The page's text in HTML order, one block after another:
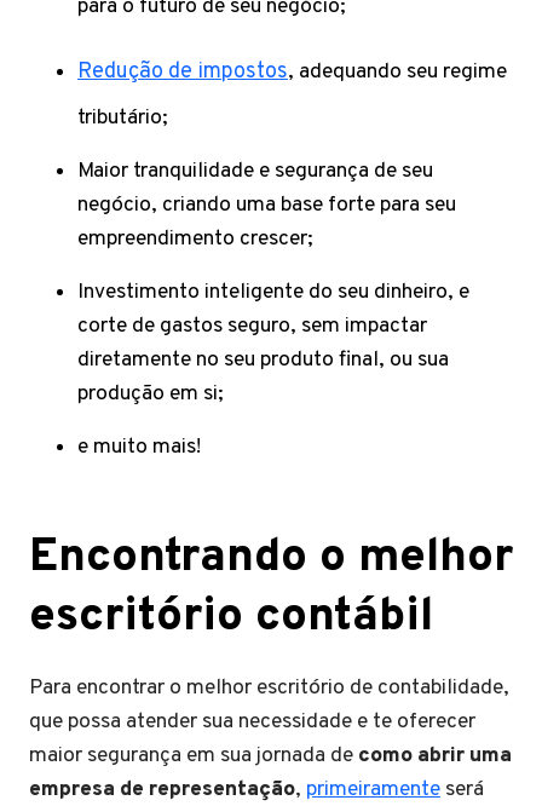
para o futuro de seu negócio;
Redução de impostos, adequando seu regime
tributário;
Maior tranquilidade e segurança de seu
negócio, criando uma base forte para seu
empreendimento crescer;
Investimento inteligente do seu dinheiro, e
corte de gastos seguro, sem impactar
diretamente no seu produto final, ou sua
produção em si;
e muito mais!
Encontrando o melhor
escritório contábil
Para encontrar o melhor escritório de contabilidade,
que possa atender sua necessidade e te oferecer
maior segurança em sua jornada de como abrir uma
empresa de representação, primeiramente será